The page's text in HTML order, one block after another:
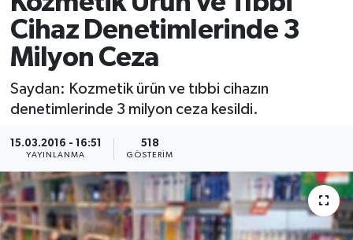
Cihaz Denetimlerinde 3
Milyon Ceza
Saydan: Kozmetik ürün ve tıbbi cihazın
denetimlerinde 3 milyon ceza kesildi.
15.03.2016 - 16:51
YAYINLANMA
518
GÖSTERIM
İstanbul Namaz Vakitleri
Trafik Durumu
Süper Lig Puan Durumu ve Fikstür
Haber Arşivi